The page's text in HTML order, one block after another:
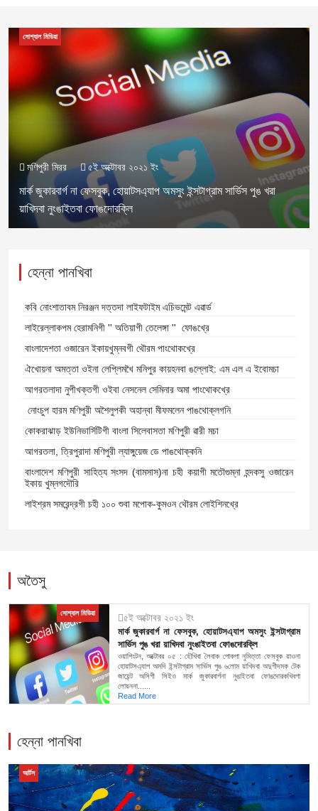
মণিপুরী মিরর ৫ই অক্টোবর ২০২১ ইং
মার্ক জুকারবার্গ না ফেসবুক, হোয়াটসএ্যাপ অমসুং ইন্সটাগ্রাম সার্ভিস পুঙ খরা
য়াখিদবা নুংঙাইতবা ফোঙদোরক্লি
সোশ্যাল মিডিয়া
হেন্না পানখিবা
কবি নোংশাতাবম নিরঞ্জন দত্তদা লাইফটাইম এচিভমেন্ট এৱার্ড
লাইরেল্লাকপম হেরামনিগী '' অতিয়াগী তেলেঙ্গা '' ফোঙখ্রে
বাংলাদেশতা ওজারেন ইকায়খুম্নবগী থৌরম পাংথোকখ্রে
ঐখোয়না অমত্তা ওইনা লেপ্লিমখৈ মনিপুর কায়হনবা ঙল্লোই: এম এল এ ইবোমচা
আগরতলাদা নুপীখক্তগী ওইবা নেসনেল সেমিনার অমা পাংথোকখ্রে
নোংচুপ হারম মণিপুরী অশৈলুপকী অহান্বা মীফমলেন পাঙথোক্লগনি
কোকরাঝাড় ইউনিভার্সিটিগী বাংলা সিলেবাসতা মণিপুরী ৱারী মচা
আগরতলা, ত্রিপুরাদা মণিপুরী ল্যাঙ্গুয়েজ ডে পাঙথোক্কনি
বাংলাদেশ মণিপুরী সাহিত্য সংসদ (বামসাস)না চহী কয়াগী মতৌগুম্না হন্দকসু ওজারেন
ইকায় খুম্নগদৌরি
লাইশ্রম সমরেন্দ্রগী চহী ১০০ শুবা মপোক-কুমওন থৌরম লোইশিনখ্রে
অতৈসু
সোশ্যাল মিডিয়া ৫ই অক্টোবর ২০২১ ইং
মার্ক জুকারবার্গ না ফেসবুক, হোয়াটসএ্যাপ অমসুং ইন্সটাগ্রাম
সার্ভিস পুঙ খরা য়াখিদবা নুংঙাইতবা ফোঙদোরক্লি
ওয়াশিংটন, অক্টোবর ০৫ : হৌখিবা লৈবাক পোকপা নুমিত্তা ফেসবুক য়াওনা
হোয়াটসএ্যাপ অমদি ইন্সটাগ্রাম সার্ভিস পুঙ ৬লোম য়াখিদবা অদুগীদমক টেক
জায়েন্ট অসিগী সিইও মার্ক জুকারবার্গনা নুঙাইতবা ফোঙদোরকখিবগা
লোয়ননা......
Read More
হেন্না পানখিবা
আর্টস